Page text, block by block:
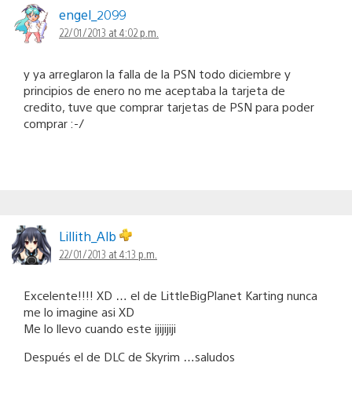
engel_2099
22/01/2013 at 4:02 p.m.
y ya arreglaron la falla de la PSN todo diciembre y
principios de enero no me aceptaba la tarjeta de
credito, tuve que comprar tarjetas de PSN para poder
comprar :-/
Lillith_Alb
22/01/2013 at 4:13 p.m.
Excelente!!!! XD … el de LittleBigPlanet Karting nunca
me lo imagine asi XD
Me lo llevo cuando este ijijijiji
Después el de DLC de Skyrim …saludos